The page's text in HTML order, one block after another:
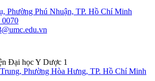
Phường Phú Nhuận, TP. Hồ Chí Minh
0070
Đại học Y Dược 1
Phường Hòa Hưng, TP. Hồ Chí Minh